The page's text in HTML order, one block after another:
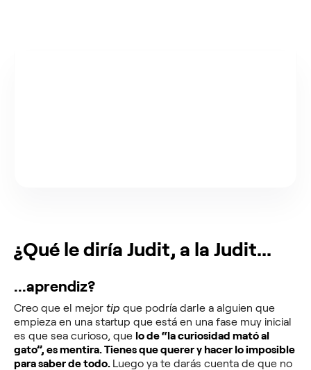
¿Qué le diría Judit, a la Judit...
...aprendiz?
Creo que el mejor tip que podría darle a alguien que
empieza en una startup que está en una fase muy inicial
es que sea curioso, que lo de “la curiosidad mató al
gato”, es mentira. Tienes que querer y hacer lo imposible
para saber de todo. Luego ya te darás cuenta de que no